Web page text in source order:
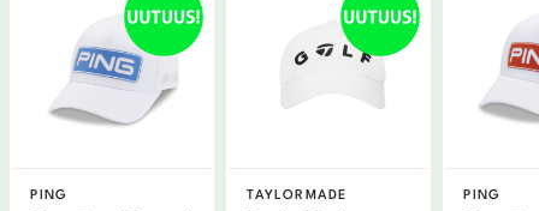
PING TAYLORMADE PING